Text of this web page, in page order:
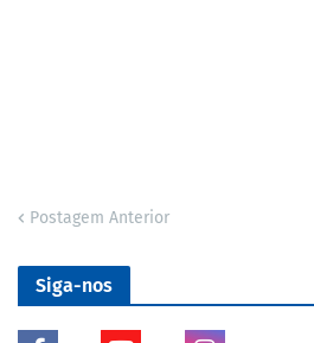
Postagem Anterior
Siga-nos